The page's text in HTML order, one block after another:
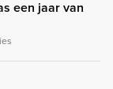
een jaar van